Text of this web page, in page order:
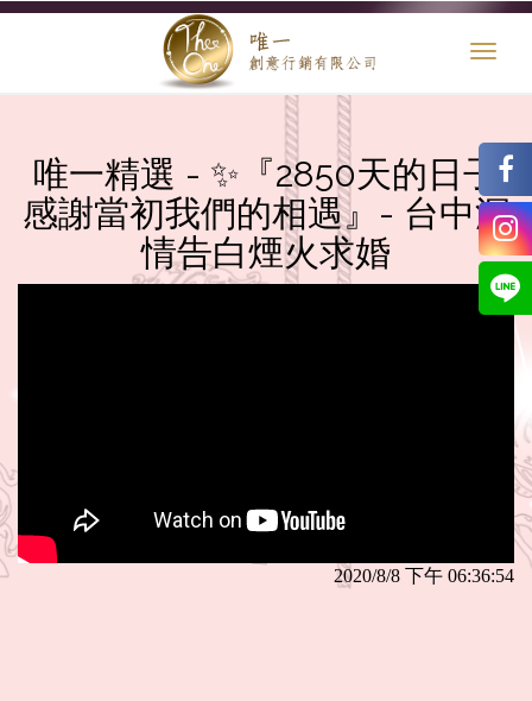
唯一精選 - ✨『2850天的日子
感謝當初我們的相遇』- 台中深
情告白煙火求婚
2020/8/8 下午 06:36:54